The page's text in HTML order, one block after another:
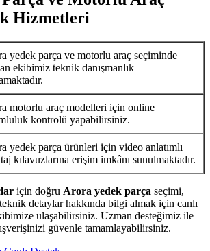
Hizmetleri
yedek parça ve motorlu araç seçiminde
ekibimiz teknik danışmanlık
motorlu araç modelleri için online
kontrolü yapabilirsiniz.
yedek parça ürünleri için video anlatımlı
kılavuzlarına erişim imkânı sunulmaktadır.
için doğru Arora yedek parça seçimi,
detaylar hakkında bilgi almak için canlı
ulaşabilirsiniz. Uzman desteğimiz ile
güvenle tamamlayabilirsiniz.